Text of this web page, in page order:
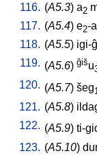
116. (A5.3) a2
117. (A5.4) e2-a
118. (A5.5) igi-
119. (A5.6) ĝišu
120. (A5.7) šeg
121. (A5.8)
122. (A5.9) ti-
123. (A5.10)